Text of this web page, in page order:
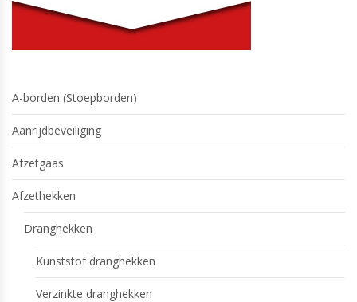
A-borden (Stoepborden)
Aanrijdbeveiliging
Afzetgaas
Afzethekken
Dranghekken
Kunststof dranghekken
Verzinkte dranghekken